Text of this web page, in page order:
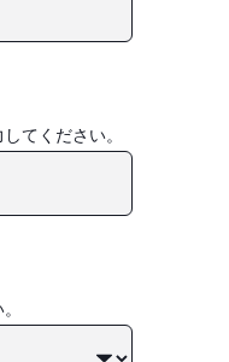
てください。